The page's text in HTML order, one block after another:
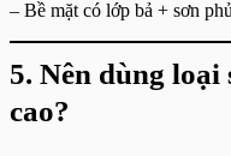
– Bề mặt có lớp bả + sơn
5. Nên dùng
cao?